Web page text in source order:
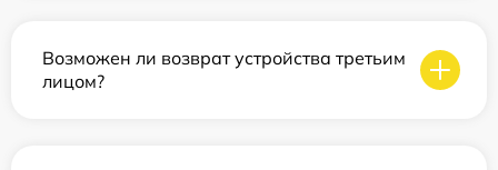
Возможен ли возврат устройства третьим
лицом?